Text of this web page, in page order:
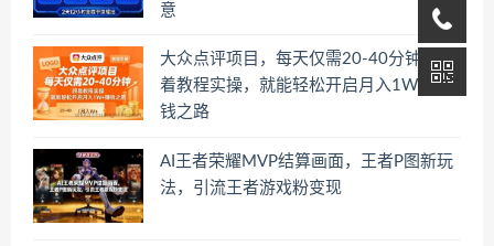
意
大众点评项目，每天仅需20-40分钟，跟
着教程实操，就能轻松开启月入1W+賺
钱之路
AI王者荣耀MVP结算画面，王者P图新玩
法，引流王者游戏粉变现